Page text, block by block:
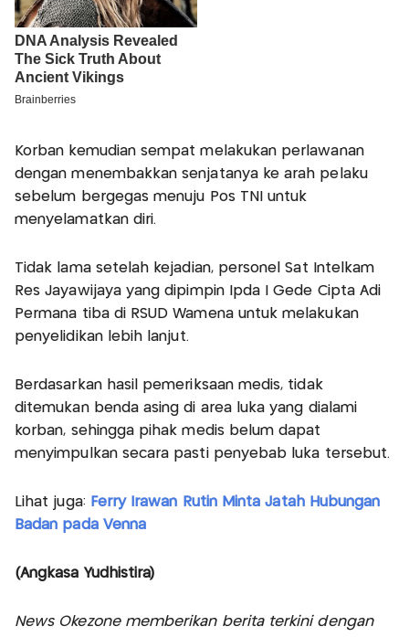
Korban kemudian sempat melakukan perlawanan
dengan menembakkan senjatanya ke arah pelaku
sebelum bergegas menuju Pos TNI untuk
menyelamatkan diri.
Tidak lama setelah kejadian, personel Sat Intelkam
Res Jayawijaya yang dipimpin Ipda I Gede Cipta Adi
Permana tiba di RSUD Wamena untuk melakukan
penyelidikan lebih lanjut.
Berdasarkan hasil pemeriksaan medis, tidak
ditemukan benda asing di area luka yang dialami
korban, sehingga pihak medis belum dapat
menyimpulkan secara pasti penyebab luka tersebut.
Lihat juga: Ferry Irawan Rutin Minta Jatah Hubungan
Badan pada Venna
(Angkasa Yudhistira)
News Okezone memberikan berita terkini dengan